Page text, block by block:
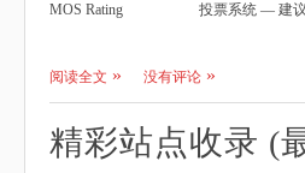
MOS Rating 投票系统 — 建议
阅读全文 没有评论
精彩站点收录 (